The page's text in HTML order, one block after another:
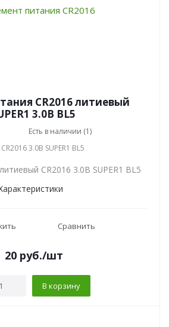
CR2016 литиевый
3.0В BL5
Есть в наличии (1)
3.0В SUPER1 BL5
CR2016 3.0В SUPER1 BL5
Сравнить
20руб./шт
В корзину